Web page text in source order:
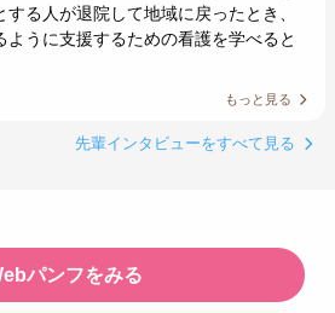
る人が退院して地域に戻ったとき、
ように支援するための看護を学べると
もっと見る
先輩インタビューをすべて見る
パンフをみる